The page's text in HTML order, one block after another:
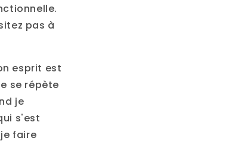
pas à
esprit est
se répète
je
s'est
faire